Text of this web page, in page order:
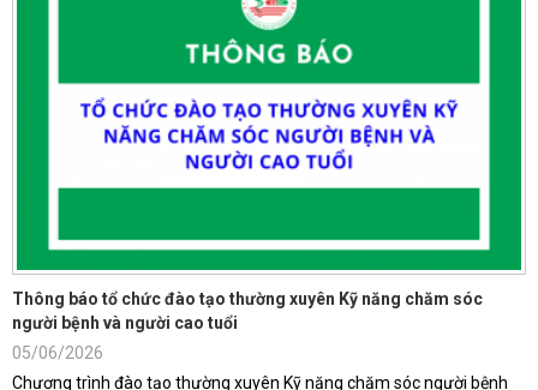
Thông báo tổ chức đào tạo thường xuyên Kỹ năng chăm sóc
người bệnh và người cao tuổi
05/06/2026
Chương trình đào tạo thường xuyên Kỹ năng chăm sóc người bệnh